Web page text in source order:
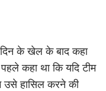
के खेल के बाद कहा
कहा था कि यदि टीम
उसे हासिल करने की